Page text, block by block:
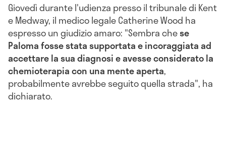
Giovedì durante l'udienza presso il tribunale di Kent
e Medway, il medico legale Catherine Wood ha
espresso un giudizio amaro: "Sembra chese
Paloma fosse stata supportata e incoraggiata ad
accettare la sua diagnosi e avesse considerato la
chemioterapia con una mente aperta,
probabilmente avrebbe seguito quella strada", ha
dichiarato.